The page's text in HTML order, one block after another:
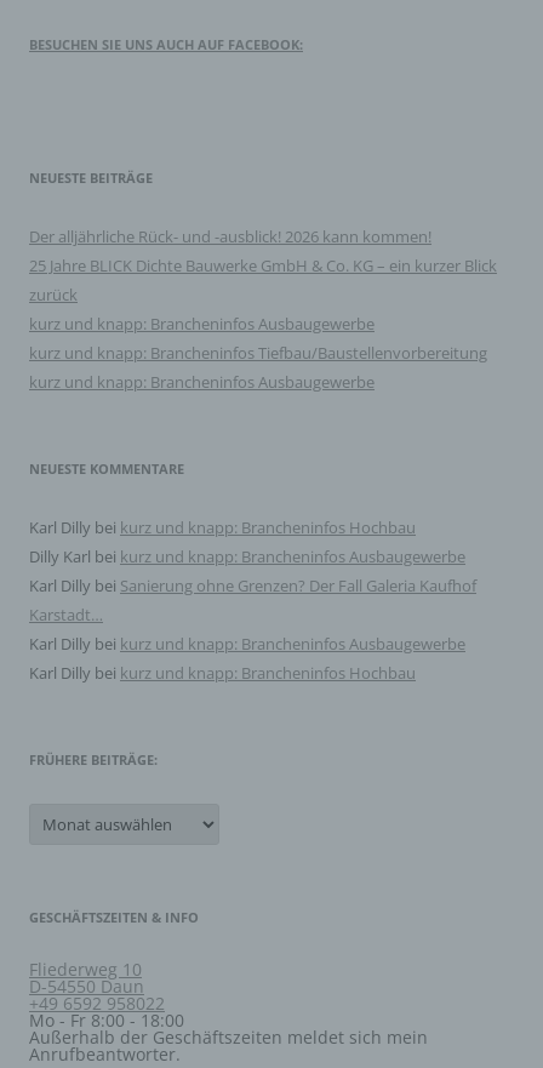
BESUCHEN SIE UNS AUCH AUF FACEBOOK:
NEUESTE BEITRÄGE
Der alljährliche Rück- und -ausblick! 2026 kann kommen!
25 Jahre BLICK Dichte Bauwerke GmbH & Co. KG – ein kurzer Blick
zurück
kurz und knapp: Brancheninfos Ausbaugewerbe
kurz und knapp: Brancheninfos Tiefbau/Baustellenvorbereitung
kurz und knapp: Brancheninfos Ausbaugewerbe
NEUESTE KOMMENTARE
Karl Dilly bei kurz und knapp: Brancheninfos Hochbau
Dilly Karl bei kurz und knapp: Brancheninfos Ausbaugewerbe
Karl Dilly bei Sanierung ohne Grenzen? Der Fall Galeria Kaufhof
Karstadt…
Karl Dilly bei kurz und knapp: Brancheninfos Ausbaugewerbe
Karl Dilly bei kurz und knapp: Brancheninfos Hochbau
FRÜHERE BEITRÄGE:
Beiträge:
GESCHÄFTSZEITEN & INFO
Fliederweg 10
D-54550 Daun
+49 6592 958022
Mo - Fr 8:00 - 18:00
Außerhalb der Geschäftszeiten meldet sich mein
Anrufbeantworter.
Lage, Gesundheit, persönlicher Vorlieben, Interessen,
oder vorherzusagen.
Pseudonymisierung ist die Verarbeitung
personenbezogener Daten in einer Weise, auf welche
werden und technischen und organisatorischen
oder identifizierbaren natürlichen Person zugewiesen
werden.
g) Verantwortlicher oder für die Verarbeitung
Verantwortlicher
allein oder gemeinsam mit anderen über die Zwecke
Mitgliedstaaten vorgegeben, so kann der Verantwortliche
h) Auftragsverarbeiter
Auftragsverarbeiter ist eine natürliche oder juristische
Person, Behörde, Einrichtung oder andere Stelle, die
personenbezogene Daten im Auftrag des